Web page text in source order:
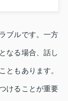
ブルです。一方
なる場合、話し
ともあります。
けることが重要